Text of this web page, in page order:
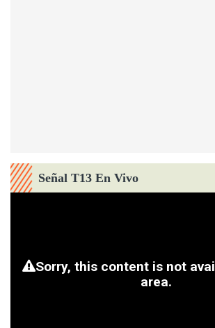
Señal T13 En Vivo